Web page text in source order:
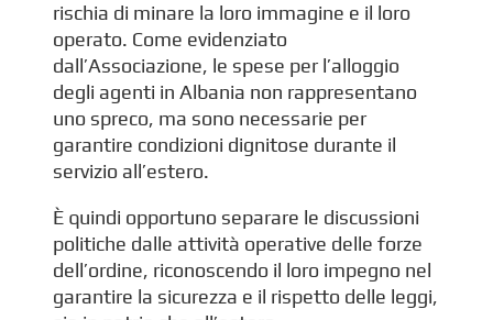
rischia di minare la loro immagine e il loro
operato. Come evidenziato
dall’Associazione, le spese per l’alloggio
degli agenti in Albania non rappresentano
uno spreco, ma sono necessarie per
garantire condizioni dignitose durante il
servizio all’estero.
È quindi opportuno separare le discussioni
politiche dalle attività operative delle forze
dell’ordine, riconoscendo il loro impegno nel
garantire la sicurezza e il rispetto delle leggi,